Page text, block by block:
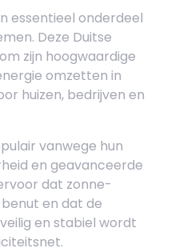
essentieel onderdeel
Deze Duitse
zijn hoogwaardige
omzetten in
huizen, bedrijven en
vanwege hun
en geavanceerde
dat zonne-
en dat de
en stabiel wordt